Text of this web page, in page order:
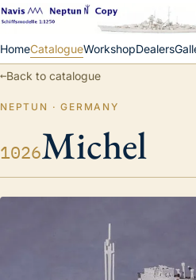
HomeCatalogueWorkshopDealers
←Back to catalogue
NEPTUN · GERMANY
1026Michel